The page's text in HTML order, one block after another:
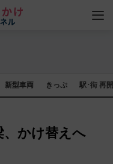
新型車両 きっぷ 駅･街 再
、かけ替えへ